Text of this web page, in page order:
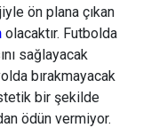
ön plana çıkan
olacaktır. Futbolda
sağlayacak
bırakmayacak
bir şekilde
ödün vermiyor.